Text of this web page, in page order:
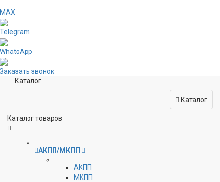
MAX
Telegram
WhatsApp
Заказать звонок
Каталог
Каталог
Каталог товаров
АКПП/МКПП
АКПП
МКПП